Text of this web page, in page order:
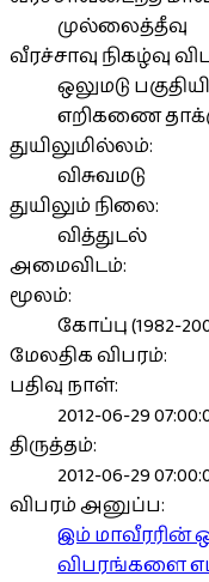
முல்லைத்தீவு
வீரச்சாவு நிகழ்வு
ஒலுமடு
எறிகணை
துயிலுமில்லம்:
விசுவமடு
துயிலும் நிலை:
வித்துடல்
அமைவிடம்:
மூலம்:
கோப்பு (1982-
மேலதிக விபரம்:
பதிவு நாள்:
2012-06-29
திருத்தம்:
2012-06-29
விபரம் அனுப்ப:
இம் மாவீரரின்
விபரங்களை